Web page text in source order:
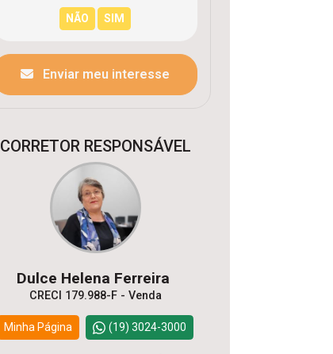
Enviar meu interesse
CORRETOR RESPONSÁVEL
Dulce Helena Ferreira
CRECI 179.988-F - Venda
Minha Página (19) 3024-3000